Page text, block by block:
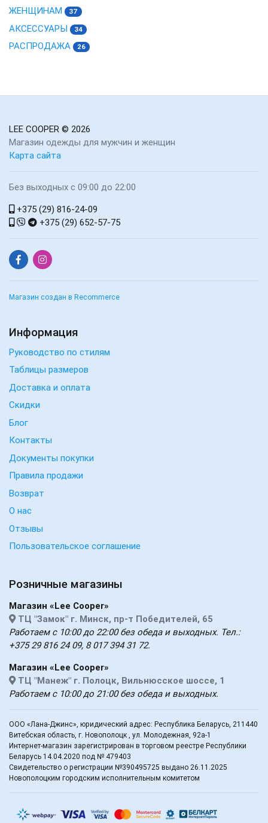
ЖЕНЩИНАМ 37
АКСЕССУАРЫ 34
РАСПРОДАЖА 26
LEE COOPER © 2026
Магазин одежды для мужчин и женщин
Карта сайта
Без выходных с 09:00 до 22:00
+375 (29) 816-24-09
+375 (29) 652-57-75
Магазин создан в Recommerce
Информация
Руководство по стилям
Таблицы размеров
Доставка и оплата
Скидки
Блог
Контакты
Документы покупки
Правила продажи
Возврат
О нас
Отзывы
Пользовательское соглашение
Розничные магазины
Магазин «Lee Cooper»
ТЦ "Замок" г. Минск, пр-т Победителей, 65
Работаем с 10:00 до 22:00 без обеда и выходных. Тел.:
+375 29 816 24 09, 8 017 394 31 72.
Магазин «Lee Cooper»
ТЦ "Манеж" г. Полоцк, Вильнюсское шоссе, 1
Работаем с 10:00 до 21:00 без обеда и выходных.
ООО «Лана-Джинс», юридический адрес: Республика Беларусь, 211440
Витебская область, г. Новополоцк , ул. Молодежная, 92а-1
Интернет-магазин зарегистрирован в торговом реестре Республики
Беларусь 14.04.2020 под № 479403
Свидетельство о регистрации №390495725 выдано 26.11.2025
Новополоцким городским исполнительным комитетом